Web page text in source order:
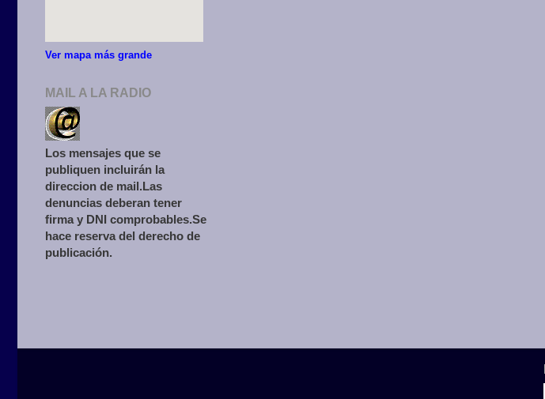
Ver mapa más grande
MAIL A LA RADIO
Los mensajes que se
publiquen incluirán la
direccion de mail.Las
denuncias deberan tener
firma y DNI comprobables.Se
hace reserva del derecho de
publicación.